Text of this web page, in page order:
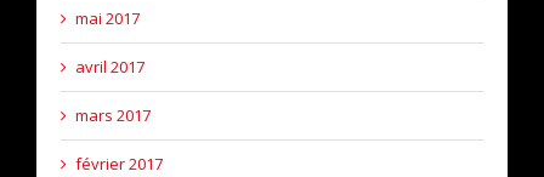
mai 2017
avril 2017
mars 2017
février 2017